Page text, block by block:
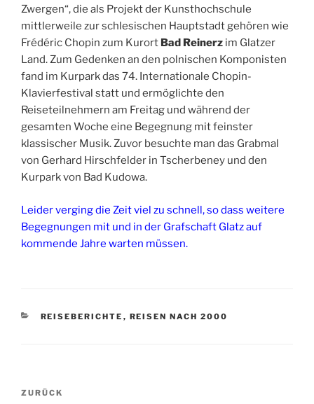
Zwergen“, die als Projekt der Kunsthochschule
mittlerweile zur schlesischen Hauptstadt gehören wie
Frédéric Chopin zum Kurort Bad Reinerz im Glatzer
Land. Zum Gedenken an den polnischen Komponisten
fand im Kurpark das 74. Internationale Chopin-
Klavierfestival statt und ermöglichte den
Reiseteilnehmern am Freitag und während der
gesamten Woche eine Begegnung mit feinster
klassischer Musik. Zuvor besuchte man das Grabmal
von Gerhard Hirschfelder in Tscherbeney und den
Kurpark von Bad Kudowa.
Leider verging die Zeit viel zu schnell, so dass weitere
Begegnungen mit und in der Grafschaft Glatz auf
kommende Jahre warten müssen.
KATEGORIEN
REISEBERICHTE , REISEN NACH 2000
Beitragsnavigation
Vorheriger
ZURÜCK